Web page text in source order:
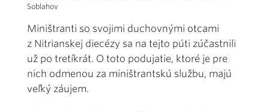
Soblahov
Miništranti so svojimi duchovnými otcami
z Nitrianskej diecézy sa na tejto púti zúčastnili
už po tretíkrát. O toto podujatie, ktoré je pre
nich odmenou za miništrantskú službu, majú
veľký záujem.